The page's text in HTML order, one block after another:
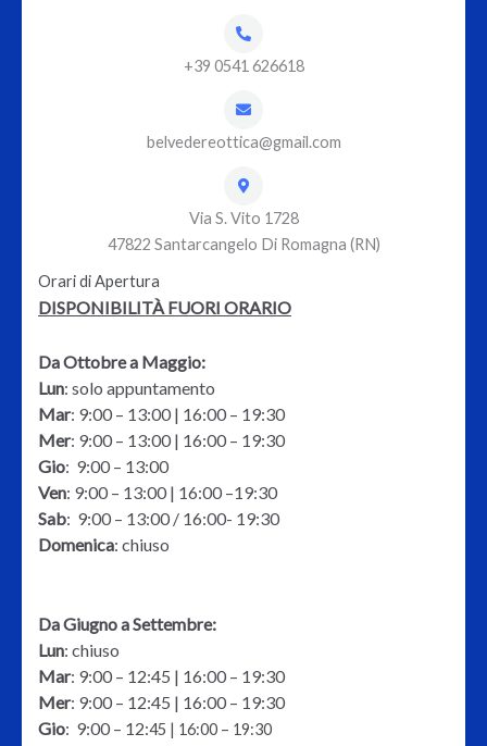
+39 0541 626618
belvedereottica@gmail.com
Via S. Vito 1728
47822 Santarcangelo Di Romagna (RN)
Orari di Apertura
DISPONIBILITÀ FUORI ORARIO
Da Ottobre a Maggio:
Lun: solo appuntamento
Mar: 9:00 – 13:00 | 16:00 – 19:30
Mer: 9:00 – 13:00 | 16:00 – 19:30
Gio: 9:00 – 13:00
Ven: 9:00 – 13:00 | 16:00 –19:30
Sab: 9:00 – 13:00 / 16:00- 19:30
Domenica: chiuso
Da Giugno a Settembre:
Lun: chiuso
Mar: 9:00 – 12:45 | 16:00 – 19:30
Mer: 9:00 – 12:45 | 16:00 – 19:30
Gio: 9:00 – 12:45 | 16:00 – 19:30